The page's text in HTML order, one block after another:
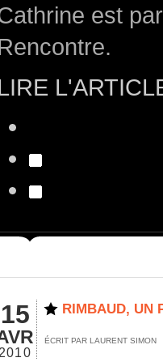
est
15
2010
RIMBAUD, UN
ÉCRIT PAR LAURENT SIMON